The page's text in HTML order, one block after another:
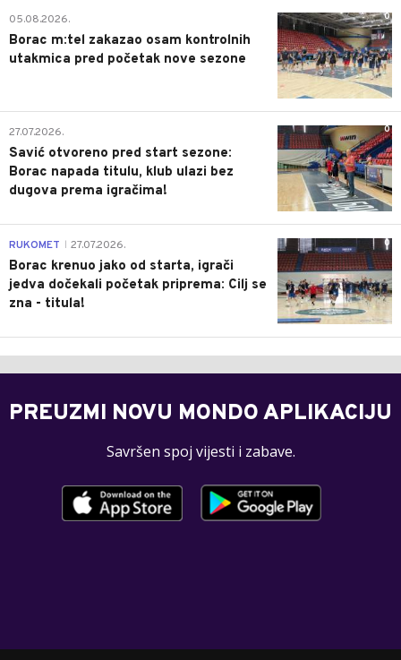
0
05.08.2026.
Borac m:tel zakazao osam kontrolnih
utakmica pred početak nove sezone
0
27.07.2026.
Savić otvoreno pred start sezone:
Borac napada titulu, klub ulazi bez
dugova prema igračima!
0
RUKOMET 27.07.2026.
Borac krenuo jako od starta, igrači
jedva dočekali početak priprema: Cilj se
zna - titula!
PREUZMI NOVU MONDO APLIKACIJU
Savršen spoj vijesti i zabave.